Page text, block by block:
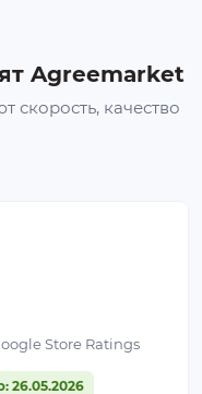
Agreemarket
скорость, качество
Store Ratings
26.05.2026